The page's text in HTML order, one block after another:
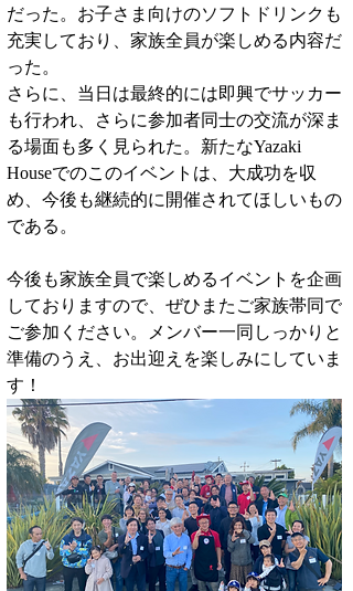
だった。お子さま向けのソフトドリンクも
充実しており、家族全員が楽しめる内容だ
った。
さらに、当日は最終的には即興でサッカー
も行われ、さらに参加者同士の交流が深ま
る場面も多く見られた。新たなYazaki
Houseでのこのイベントは、大成功を収
め、今後も継続的に開催されてほしいもの
である。
今後も家族全員で楽しめるイベントを企画
しておりますので、ぜひまたご家族帯同で
ご参加ください。メンバー一同しっかりと
準備のうえ、お出迎えを楽しみにしていま
す！